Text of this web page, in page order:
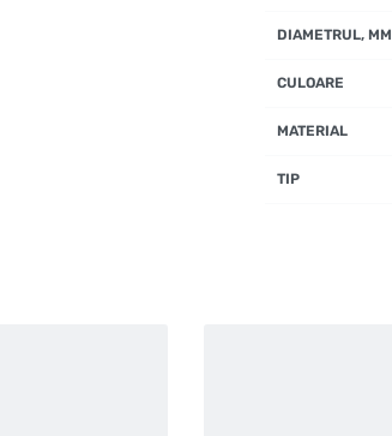
DIAMETRUL, MM
CULOARE
MATERIAL
TIP